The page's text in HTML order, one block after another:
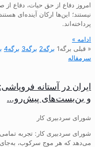
امروز دفاع از حق حیات، دفاع از
نیستند؛ این‌ها ارکان آینده‌ای
پرداخته‌اند.
ادامه »
« قبلی برگه1 برگه2 برگه3 برگه4
سرمقاله
ایران در آستانه
و بن‌بست‌های پیش‌رو…
شورای سردبیری کار
شورای سردبیری کار: تجربه
می‌دهد که هر موج سرکوب، به‌جای